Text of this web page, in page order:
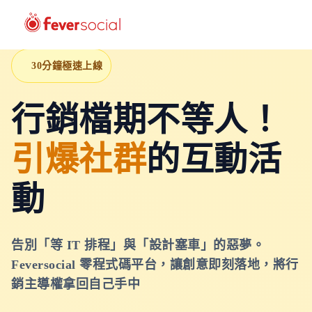
30分鐘極速上線
行銷檔期不等人！
引爆社群的互動活
動
告別「等 IT 排程」與「設計塞車」的惡夢。
Feversocial 零程式碼平台，讓創意即刻落地，將行
銷主導權拿回自己手中